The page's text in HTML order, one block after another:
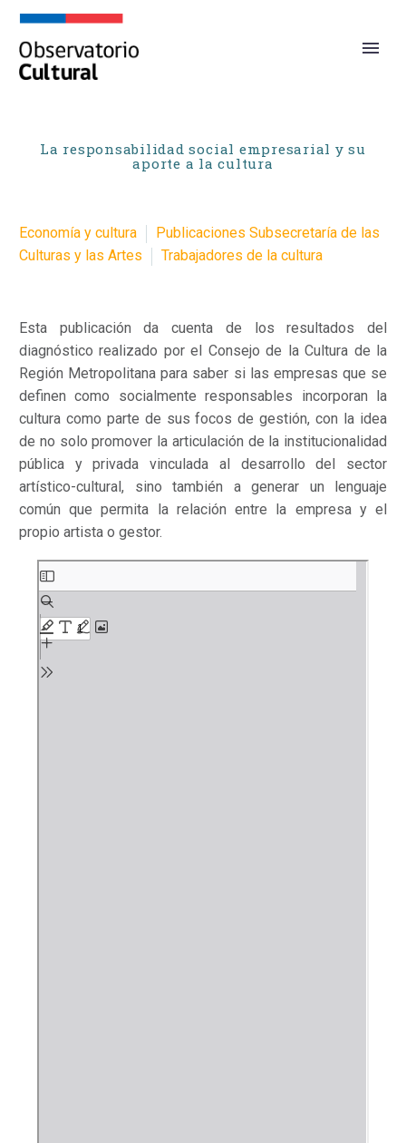
La responsabilidad social empresarial y su
aporte a la cultura
Economía y cultura
Publicaciones Subsecretaría de las
Culturas y las Artes
Trabajadores de la cultura
Esta publicación da cuenta de los resultados del
diagnóstico realizado por el Consejo de la Cultura de la
Región Metropolitana para saber si las empresas que se
definen como socialmente responsables incorporan la
cultura como parte de sus focos de gestión, con la idea
de no solo promover la articulación de la institucionalidad
pública y privada vinculada al desarrollo del sector
artístico-cultural, sino también a generar un lenguaje
común que permita la relación entre la empresa y el
propio artista o gestor.
Saltar
al
contenido
del
PDF